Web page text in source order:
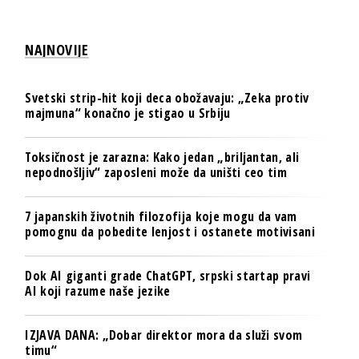
NAJNOVIJE
Svetski strip-hit koji deca obožavaju: „Zeka protiv
majmuna“ konačno je stigao u Srbiju
Toksičnost je zarazna: Kako jedan „briljantan, ali
nepodnošljiv“ zaposleni može da uništi ceo tim
7 japanskih životnih filozofija koje mogu da vam
pomognu da pobedite lenjost i ostanete motivisani
Dok AI giganti grade ChatGPT, srpski startap pravi
AI koji razume naše jezike
IZJAVA DANA: „Dobar direktor mora da služi svom
timu“